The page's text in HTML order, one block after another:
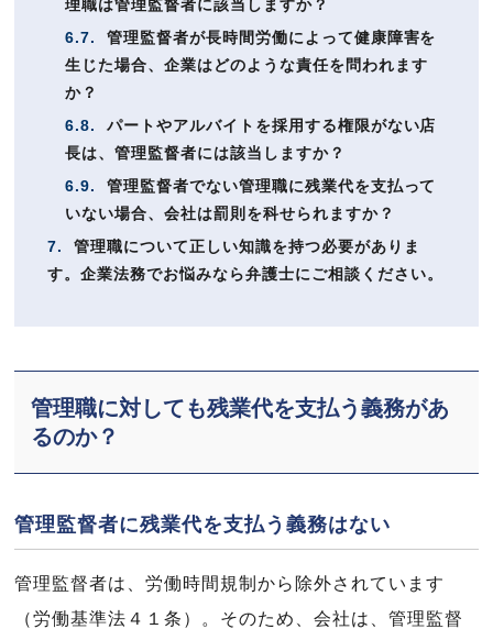
理職は管理監督者に該当しますか？
6.7.
管理監督者が長時間労働によって健康障害を
生じた場合、企業はどのような責任を問われます
か？
6.8.
パートやアルバイトを採用する権限がない店
長は、管理監督者には該当しますか？
6.9.
管理監督者でない管理職に残業代を支払って
いない場合、会社は罰則を科せられますか？
7.
管理職について正しい知識を持つ必要がありま
す。企業法務でお悩みなら弁護士にご相談ください。
管理職に対しても残業代を支払う義務があ
るのか？
管理監督者に残業代を支払う義務はない
管理監督者は、労働時間規制から除外されています
（労働基準法４１条）。そのため、会社は、管理監督